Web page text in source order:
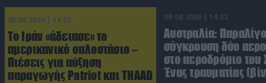
09.08.2026 | 14:02
Το Ιράν «άδειασε» το
αμερικανικό οπλοστάσιο –
Πιέσεις για αύξηση
παραγωγής Patriot και THAAD
09.08.2026 | 14:02
Αυστραλία: Παραλίγο
σύγκρουση δύο
στο αεροδρόμιο του
Ένας τραυματίας